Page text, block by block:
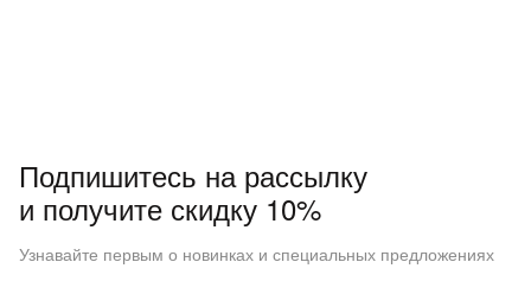
Подпишитесь на рассылку
и получите скидку 10%
Узнавайте первым о новинках и специальных предложениях